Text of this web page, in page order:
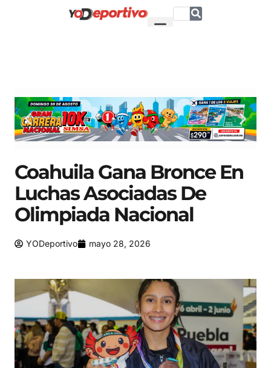
Coahuila Gana Bronce En
Luchas Asociadas De
Olimpiada Nacional
YODeportivo mayo 28, 2026